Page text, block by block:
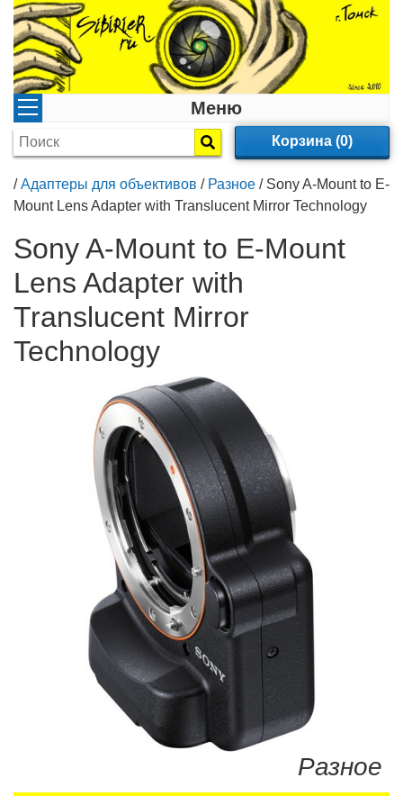
Меню
Корзина (0)
/Адаптеры для объективов / Разное / Sony A-Mount to E-
Mount Lens Adapter with Translucent Mirror Technology
Sony A-Mount to E-Mount
Lens Adapter with
Translucent Mirror
Technology
Разное